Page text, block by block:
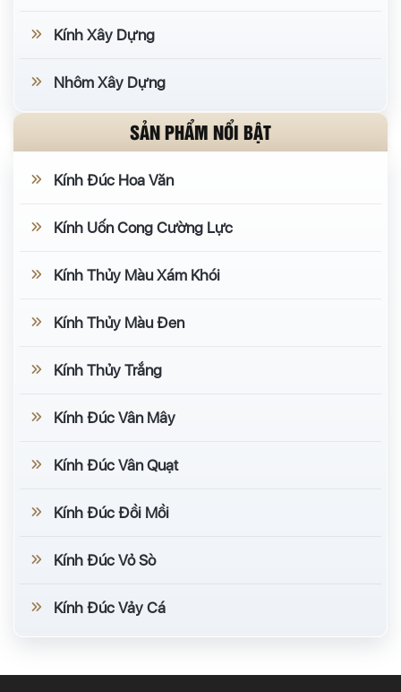
Kính Xây Dựng
Nhôm Xây Dựng
SẢN PHẨM NỔI BẬT
Kính Đúc Hoa Văn
Kính Uốn Cong Cường Lực
Kính Thủy Màu Xám Khói
Kính Thủy Màu Đen
Kính Thủy Trắng
Kính Đúc Vân Mây
Kính Đúc Vân Quạt
Kính Đúc Đồi Mồi
Kính Đúc Vỏ Sò
Kính Đúc Vảy Cá